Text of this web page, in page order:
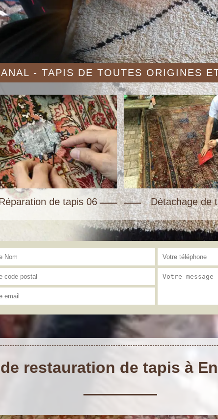
- TAPIS DE TOUTES ORIGINES
de tapis 06 Détachage de
restauration de tapis à